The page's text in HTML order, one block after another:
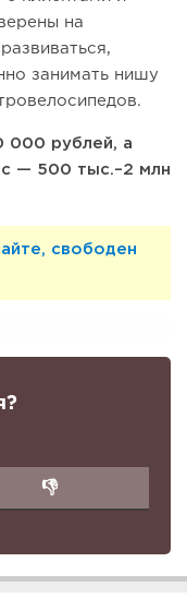
на
занимать нишу
000 рублей, а
— 500 тыс.–2 млн
свободен
👎